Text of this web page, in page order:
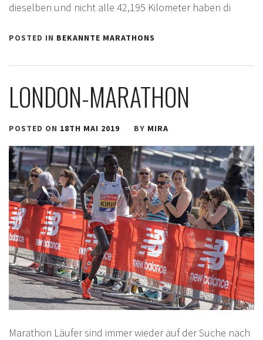
dieselben und nicht alle 42,195 Kilometer haben di
POSTED IN BEKANNTE MARATHONS
LONDON-MARATHON
POSTED ON 18TH MAI 2019 BY MIRA
Marathon Läufer sind immer wieder auf der Suche nach